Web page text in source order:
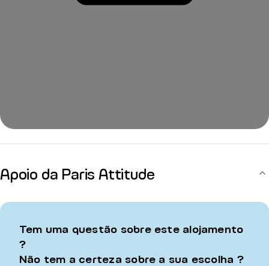
Apoio da Paris Attitude
Tem uma questão sobre este alojamento
?
Não tem a certeza sobre a sua escolha ?